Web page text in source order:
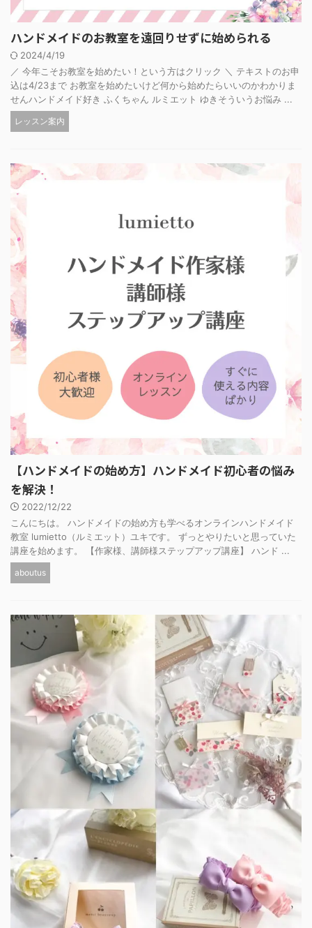
ハンドメイドのお教室を遠回りせずに始められる
2024/4/19
／ 今年こそお教室を始めたい！という方はクリック ＼ テキストのお申
込は4/23まで お教室を始めたいけど何から始めたらいいのかわかりま
せんハンドメイド好き ふくちゃん ルミエット ゆきそういうお悩み ...
レッスン案内
【ハンドメイドの始め方】ハンドメイド初心者の悩み
を解決！
2022/12/22
こんにちは。 ハンドメイドの始め方も学べるオンラインハンドメイド
教室 lumietto（ルミエット）ユキです。 ずっとやりたいと思っていた
講座を始めます。 【作家様、講師様ステップアップ講座】 ハンド ...
aboutus